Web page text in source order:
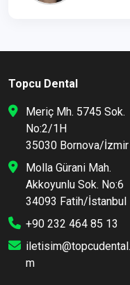
Topcu Dental
Meriç Mh. 5745 Sok.
No:2/1H
35030 Bornova/İzmir
Molla Gürani Mah.
Akkoyunlu Sok. No:6
34093 Fatih/İstanbul
+90 232 464 85 13
m